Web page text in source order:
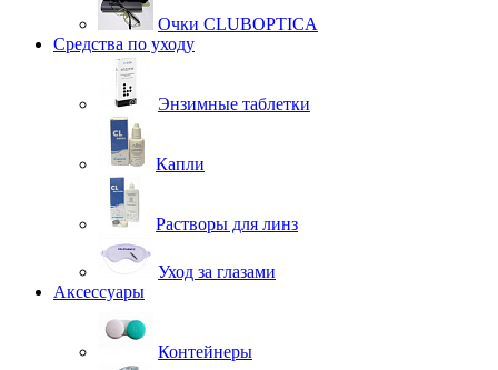
Очки CLUBOPTICA
Средства по уходу
Энзимные таблетки
Капли
Растворы для линз
Уход за глазами
Аксессуары
Контейнеры